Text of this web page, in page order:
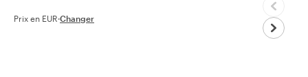
Prix en EUR·Changer